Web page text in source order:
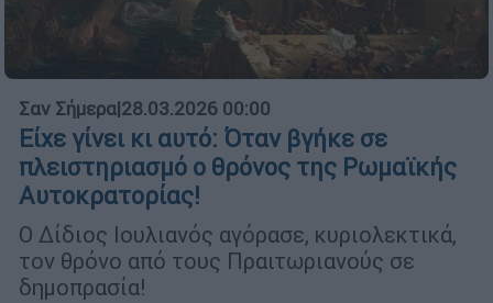
Σαν Σήμερα|28.03.2026 00:00
Είχε γίνει κι αυτό: Όταν βγήκε σε
πλειστηριασμό ο θρόνος της Ρωμαϊκής
Αυτοκρατορίας!
Ο Δίδιος Ιουλιανός αγόρασε, κυριολεκτικά,
τον θρόνο από τους Πραιτωριανούς σε
δημοπρασία!